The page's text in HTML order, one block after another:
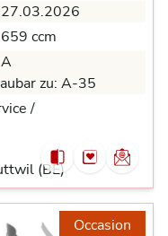
27.03.2026
659 ccm
A
zu: A-35
/
(BE)
Occasion